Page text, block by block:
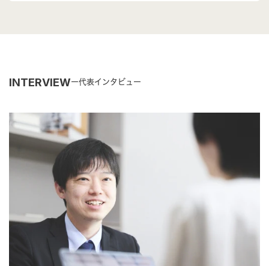
INTERVIEW 代表インタビュー